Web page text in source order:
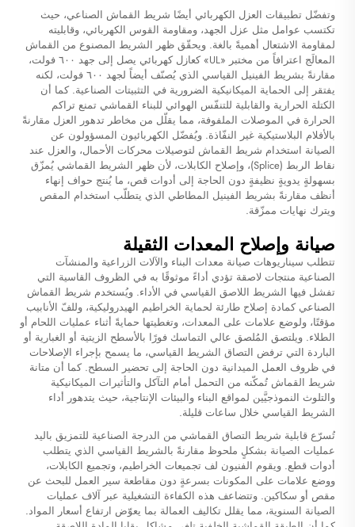
وتفضّل تطبيقات العزل الكهربائي أيضًا شريط القماش الصناعي، حيث
تكتسب عوامل مثل عزل الجهد، ومقاومة القوس الكهربائي، وقابليته
لمقاومة الاشتعال أهميةً بالغة. ويحقّق ظهر الشريط المصنوع من القماش
المعالَج اعترافاً من مختبر «UL» كعازل كهربائي يصل إلى جهد ٦٠٠ فولت،
مقارنةً بشريط الفينيل القياسي الذي يُصنّف أيضاً لجهد ٦٠٠ فولت، لكنه
يفتقر إلى الحماية الميكانيكية الضرورية في التثبيتات الصناعية. كما أن
الكتلة الحرارية والقابلية للتنفّس الهوائي للبناء القماشي تمنع تراكم
الحرارة في الموصلات الملفوفة، مما يقلّل من مخاطر تدهور العزل مقارنةً
بالأفلام البلاستيكية غير النفّاذة. ويُفضّل الكهربائيون المسؤولون عن
الصيانة استخدام شريط القماش لتوصيلات محركات الأحمال، والعزل عند
نقاط الربط (Splice)، وإصلاح الكابلات، لأن ظهر الشريط القماشي يُمزّق
بسهولةٍ يدويةٍ نظيفةٍ دون الحاجة إلى أدوات قص، ما يُنتج حواف إنهاء
أنظف مقارنةً بشريط الفينيل المطاطي الذي يتطلّب استخدام المقص
ويترك نهايات ممزّقة.
صيانة وإصلاح المعدات الثقيلة
تتطلب سيناريوهات صيانة معدات البناء والآلات الزراعية والمنشآت
الصناعية منتجات لاصقة تؤدي أداءً موثوقًا به في الظروف القاسية التي
تفشل فيها الشريط اللاصق القياسي في الأداء. ويُستخدم شريط القماش
الصناعي كمادة إصلاح طارئة لحماية الخراطيم الهيدروليكية، وللفّ الأنابيب
مؤقتًا، ولوضع علامات على المعدات، وتغطيتها حمايةً أثناء عمليات اللحام أو
الطلاء. ويلتصق المُلصق عالي التماسك فورًا بالأسطح الزيتية أو الغبارية أو
الباردة التي ترفض التصاق الشريط القياسي، ما يسمح بإجراء الإصلاحات
في ظروف العمل الميدانية دون الحاجة إلى تحضير السطح. كما أن متانة
شريط القماش تُمكّنه من التحمل أمام التآكل والتأثيرات الميكانيكية
والتلوث النموذجيَّين لمواقع البناء والبيئات الإنتاجية، حيث يتدهور أداء
الشريط القياسي خلال ساعات قليلة.
تُسرّع قابلية شريط التصاق القماشي من الدرجة الصناعية للتمزيق باليد
عمليات الصيانة بشكلٍ ملحوظ مقارنةً بالشريط القياسي الذي يتطلب
أدوات قطع. ويقوم الفنيون لف تجميعات الخراطيم، وتجميع الكابلات،
ووضع علامات على المكونات بسرعةٍ دون مقاطعة سير العمل للبحث عن
مقص أو سكاكين. وتتضاعف هذه الكفاءة التشغيلية عبر آلاف عمليات
الصيانة السنوية، مما يقلل تكاليف العمالة بما يعوّض ارتفاع أسعار المواد.